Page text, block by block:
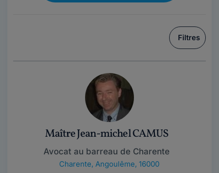
Filtres
Maître Jean-michel CAMUS
Avocat au barreau de Charente
Charente, Angoulême, 16000